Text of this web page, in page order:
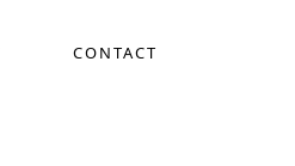
CONTACT